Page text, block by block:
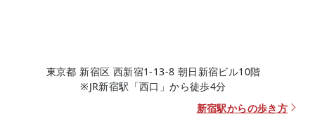
東京都 新宿区 西新宿1-13-8 朝日新宿ビル10階
※JR新宿駅「西口」から徒歩4分
新宿駅からの歩き方